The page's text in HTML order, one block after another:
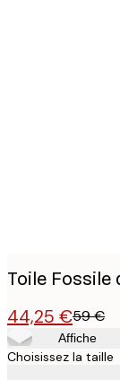
Toile Fossile
44,25 €59 €
Affiche
Choisissez la taille